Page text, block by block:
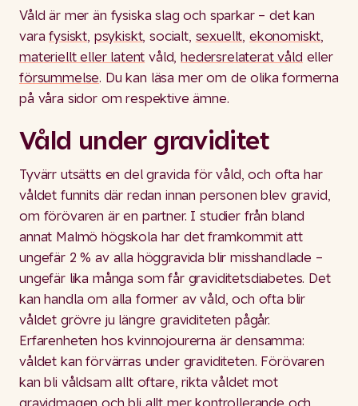
Våld är mer än fysiska slag och sparkar – det kan
varafysiskt, psykiskt, socialt, sexuellt, ekonomiskt,
materiellt eller latent våld,hedersrelaterat våld eller
försummelse. Du kan läsa mer om de olika formerna
på våra sidor om respektive ämne.
Våld under graviditet
Tyvärr utsätts en del gravida för våld, och ofta har
våldet funnits där redan innan personen blev gravid,
om förövaren är en partner. I studier från bland
annat Malmö högskola har det framkommit att
ungefär 2 % av alla höggravida blir misshandlade –
ungefär lika många som får graviditetsdiabetes. Det
kan handla om alla former av våld, och ofta blir
våldet grövre ju längre graviditeten pågår.
Erfarenheten hos kvinnojourerna är densamma:
våldet kan förvärras under graviditeten. Förövaren
kan bli våldsam allt oftare, rikta våldet mot
gravidmagen och bli allt mer kontrollerande och